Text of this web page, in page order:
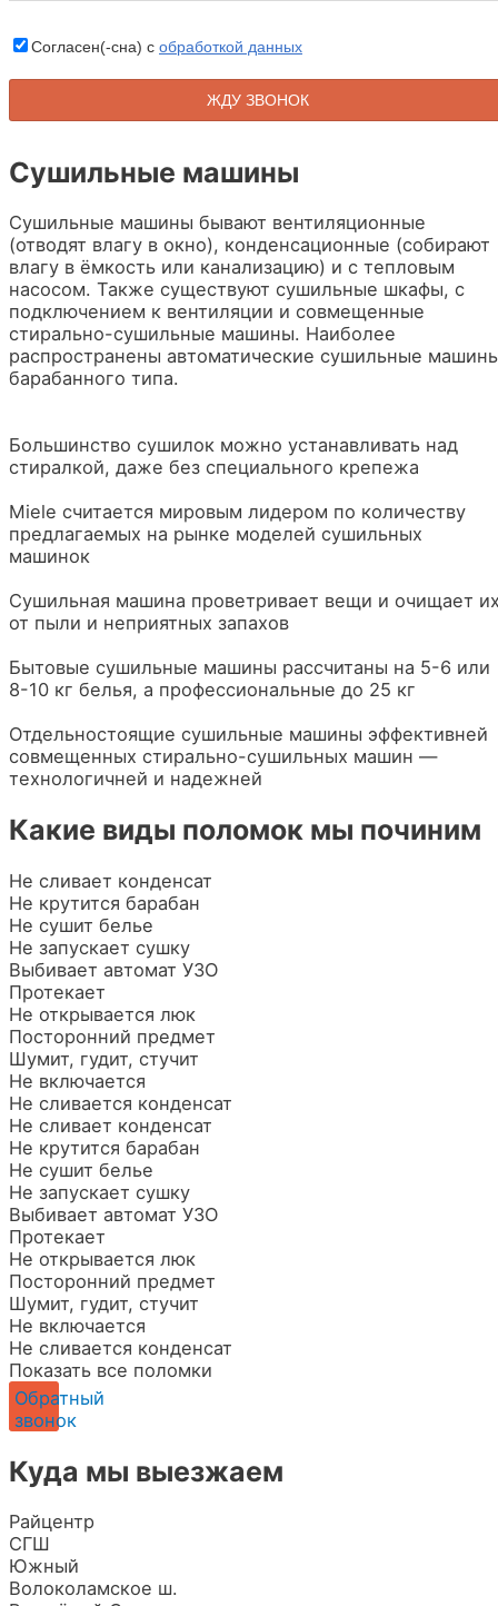
Согласен(-сна) с обработкой данных
Сушильные машины
Сушильные машины бывают вентиляционные
(отводят влагу в окно), конденсационные (собирают
влагу в ёмкость или канализацию) и с тепловым
насосом. Также существуют сушильные шкафы, с
подключением к вентиляции и совмещенные
стирально-сушильные машины. Наиболее
распространены автоматические сушильные
барабанного типа.
Большинство сушилок можно устанавливать над
стиралкой, даже без специального крепежа
Miele считается мировым лидером по количеству
предлагаемых на рынке моделей сушильных
машинок
Сушильная машина проветривает вещи и очищает
от пыли и неприятных запахов
Бытовые сушильные машины рассчитаны на 5-6 или
8-10 кг белья, а профессиональные до 25 кг
Отдельностоящие сушильные машины эффективней
совмещенных стирально-сушильных машин —
технологичней и надежней
Какие виды поломок мы починим
Не сливает конденсат
Не крутится барабан
Не сушит белье
Не запускает сушку
Выбивает автомат УЗО
Протекает
Не открывается люк
Посторонний предмет
Шумит, гудит, стучит
Не включается
Не сливается конденсат
Не сливает конденсат
Не крутится барабан
Не сушит белье
Не запускает сушку
Выбивает автомат УЗО
Протекает
Не открывается люк
Посторонний предмет
Шумит, гудит, стучит
Не включается
Не сливается конденсат
Показать все поломки
Обратный
звонок
Куда мы выезжаем
Райцентр
СГШ
Южный
Волоколамское ш.